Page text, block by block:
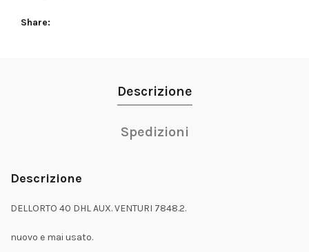
Share
Descrizione
Spedizioni
Descrizione
DELLORTO 40 DHL AUX. VENTURI 7848.2.
nuovo e mai usato.